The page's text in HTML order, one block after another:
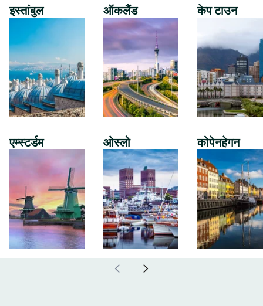
इस्तांबुल
एम्स्टर्डम
ऑकलैंड
ओस्लो
केप टाउन
कोपेनहेगन